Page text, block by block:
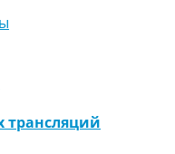
трансляций